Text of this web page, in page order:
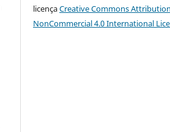
licençaCreative Commons
NonCommercial 4.0 International